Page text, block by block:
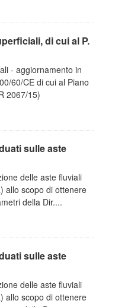
di cui al P.
- aggiornamento in
60/CE di cui al Piano
2067/15)
sulle aste
delle aste fluviali
allo scopo di ottenere
della Dir....
sulle aste
delle aste fluviali
allo scopo di ottenere